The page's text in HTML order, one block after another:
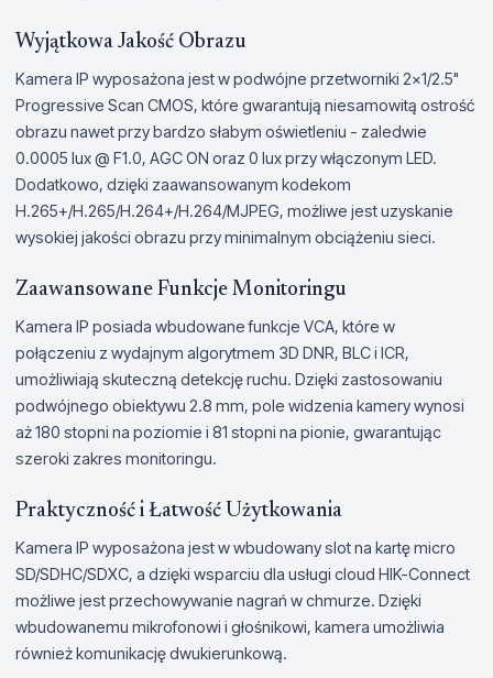
Wyjątkowa Jakość Obrazu
Kamera IP wyposażona jest w podwójne przetworniki 2x1/2.5"
Progressive Scan CMOS, które gwarantują niesamowitą ostrość
obrazu nawet przy bardzo słabym oświetleniu - zaledwie
0.0005 lux @ F1.0, AGC ON oraz 0 lux przy włączonym LED.
Dodatkowo, dzięki zaawansowanym kodekom
H.265+/H.265/H.264+/H.264/MJPEG, możliwe jest uzyskanie
wysokiej jakości obrazu przy minimalnym obciążeniu sieci.
Zaawansowane Funkcje Monitoringu
Kamera IP posiada wbudowane funkcje VCA, które w
połączeniu z wydajnym algorytmem 3D DNR, BLC i ICR,
umożliwiają skuteczną detekcję ruchu. Dzięki zastosowaniu
podwójnego obiektywu 2.8 mm, pole widzenia kamery wynosi
aż 180 stopni na poziomie i 81 stopni na pionie, gwarantując
szeroki zakres monitoringu.
Praktyczność i Łatwość Użytkowania
Kamera IP wyposażona jest w wbudowany slot na kartę micro
SD/SDHC/SDXC, a dzięki wsparciu dla usługi cloud HIK-Connect
możliwe jest przechowywanie nagrań w chmurze. Dzięki
wbudowanemu mikrofonowi i głośnikowi, kamera umożliwia
również komunikację dwukierunkową.